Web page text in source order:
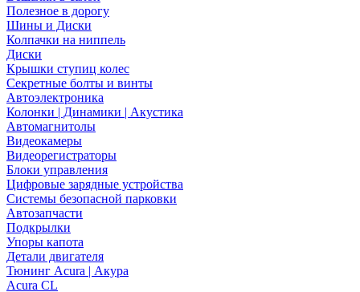
Полезное в дорогу
Шины и Диски
Колпачки на ниппель
Диски
Крышки ступиц колес
Секретные болты и винты
Автоэлектроника
Колонки | Динамики | Акустика
Автомагнитолы
Видеокамеры
Видеорегистраторы
Блоки управления
Цифровые зарядные устройства
Системы безопасной парковки
Автозапчасти
Подкрылки
Упоры капота
Детали двигателя
Тюнинг Acura | Акура
Acura CL